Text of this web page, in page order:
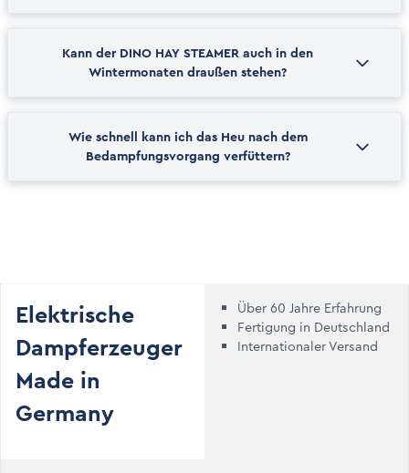
Kann der DINO HAY STEAMER auch in den
Wintermonaten draußen stehen?
Wie schnell kann ich das Heu nach dem
Bedampfungsvorgang verfüttern?
Elektrische
Dampferzeuger
Made in
Germany
Über 60 Jahre Erfahrung
Fertigung in Deutschland
Internationaler Versand